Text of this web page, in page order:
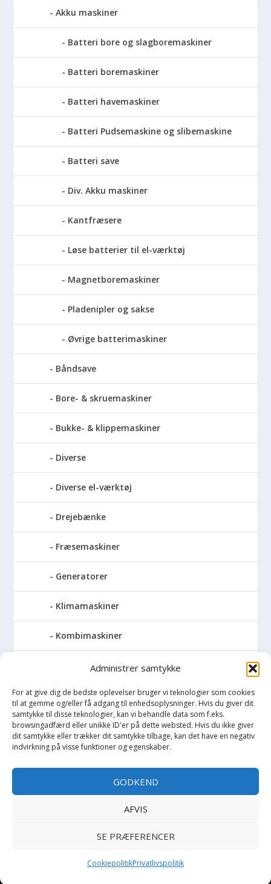
Administrer samtykke
For at give dig de bedste oplevelser bruger vi teknologier som cookies
til at gemme og/eller få adgang til enhedsoplysninger. Hvis du giver dit
samtykke til disse teknologier, kan vi behandle data som f.eks.
browsingadfærd eller unikke ID'er på dette websted. Hvis du ikke giver
dit samtykke eller trækker dit samtykke tilbage, kan det have en negativ
indvirkning på visse funktioner og egenskaber.
GODKEND
AFVIS
SE PRÆFERENCER
CookiepolitikPrivatlivspolitik
Akku maskiner
Batteri bore og slagboremaskiner
Batteri boremaskiner
Batteri havemaskiner
Batteri Pudsemaskine og slibemaskine
Batteri save
Div. Akku maskiner
Kantfræsere
Løse batterier til el-værktøj
Magnetboremaskiner
Pladenipler og sakse
Øvrige batterimaskiner
Båndsave
Bore- & skruemaskiner
Bukke- & klippemaskiner
Diverse
Diverse el-værktøj
Drejebænke
Fræsemaskiner
Generatorer
Klimamaskiner
Kombimaskiner
Kompressor
Pressemaskiner
Save
Søjlebore- & bænkboremaskiner
Copyright BilligtByg.dk -Cookie politik-Privatlivspolitik